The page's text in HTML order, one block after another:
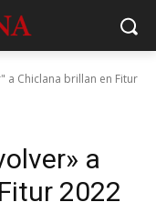
a Chiclana brillan en Fitur
a
2022